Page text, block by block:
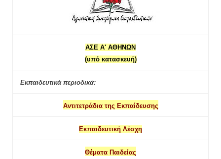
ΑΣΕ Α' ΑΘΗΝΩΝ
(υπό κατασκευή)
Εκπαιδευτικά περιοδικά:
Αντιτετράδια της Εκπαίδευσης
Εκπαιδευτική Λέσχη
Θέματα Παιδείας